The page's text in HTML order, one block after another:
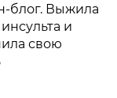
блог. Выжила
и
свою